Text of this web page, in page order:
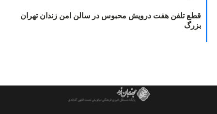
قطع تلفن هفت درویش محبوس در سالن امن زندان تهران
بزرگ